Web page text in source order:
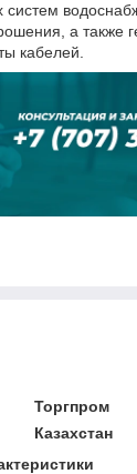
систем
а также
кабелей.
Торгпром
Казахстан